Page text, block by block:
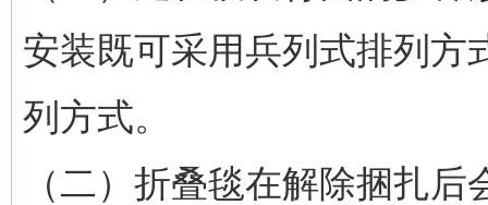
安装既可采用兵列式排列方
列方式。
（二）折叠毯在解除捆扎